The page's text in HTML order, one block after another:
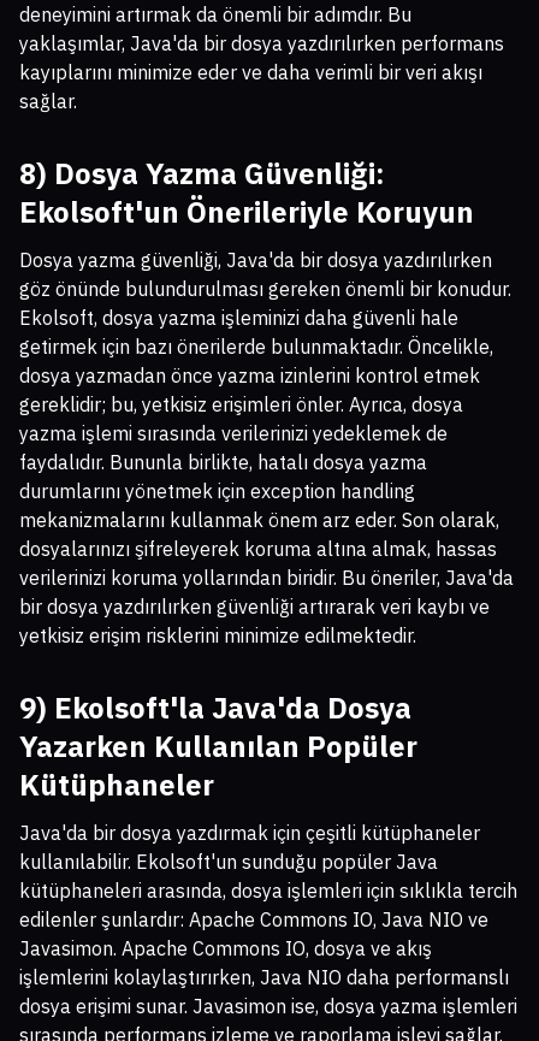
deneyimini artırmak da önemli bir adımdır. Bu
yaklaşımlar, Java'da bir dosya yazdırılırken performans
kayıplarını minimize eder ve daha verimli bir veri akışı
sağlar.
8) Dosya Yazma Güvenliği:
Ekolsoft'un Önerileriyle Koruyun
Dosya yazma güvenliği, Java'da bir dosya yazdırılırken
göz önünde bulundurulması gereken önemli bir konudur.
Ekolsoft, dosya yazma işleminizi daha güvenli hale
getirmek için bazı önerilerde bulunmaktadır. Öncelikle,
dosya yazmadan önce yazma izinlerini kontrol etmek
gereklidir; bu, yetkisiz erişimleri önler. Ayrıca, dosya
yazma işlemi sırasında verilerinizi yedeklemek de
faydalıdır. Bununla birlikte, hatalı dosya yazma
durumlarını yönetmek için exception handling
mekanizmalarını kullanmak önem arz eder. Son olarak,
dosyalarınızı şifreleyerek koruma altına almak, hassas
verilerinizi koruma yollarından biridir. Bu öneriler, Java'da
bir dosya yazdırılırken güvenliği artırarak veri kaybı ve
yetkisiz erişim risklerini minimize edilmektedir.
9) Ekolsoft'la Java'da Dosya
Yazarken Kullanılan Popüler
Kütüphaneler
Java'da bir dosya yazdırmak için çeşitli kütüphaneler
kullanılabilir. Ekolsoft'un sunduğu popüler Java
kütüphaneleri arasında, dosya işlemleri için sıklıkla tercih
edilenler şunlardır: Apache Commons IO, Java NIO ve
Javasimon. Apache Commons IO, dosya ve akış
işlemlerini kolaylaştırırken, Java NIO daha performanslı
dosya erişimi sunar. Javasimon ise, dosya yazma işlemleri
sırasında performans izleme ve raporlama işlevi sağlar.